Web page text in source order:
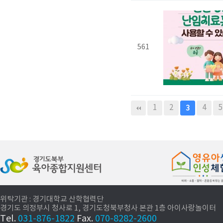
561
1 2 3 4 5
위탁기관 : 경기대학교 산학협력단
경기도 의정부시 청사로 1, 경기도청북부청사 본관 1층 아이사랑놀이터
Tel. 031-876-1822 Fax. 070-8282-2600